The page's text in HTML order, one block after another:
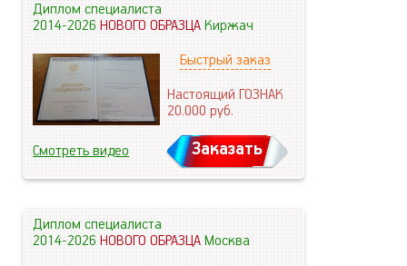
Диплом специалиста
2014-2026НОВОГО ОБРАЗЦАКиржач
Быстрый заказ
Настоящий ГОЗНАК
20.000руб.
Смотреть видео Заказать
Диплом специалиста
2014-2026НОВОГО ОБРАЗЦАМосква